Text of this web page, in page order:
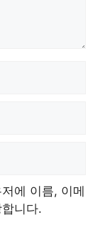
에 이름, 이메
니다.